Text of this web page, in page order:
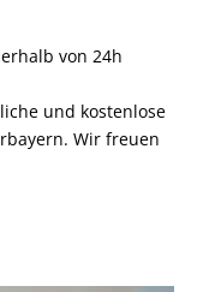
von 24h
und kostenlose
Wir freuen